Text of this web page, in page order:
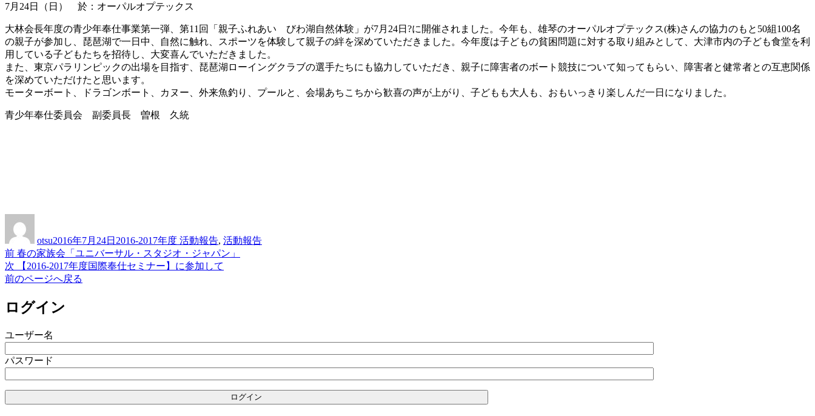
7月24日（日） 於：オーパルオプテックス
大林会長年度の青少年奉仕事業第一弾、第11回「親子ふれあい びわ湖自然体験」が7月24日?に開催されました。今年も、雄琴のオーパルオプテックス(株)さんの協力のもと50組100名
の親子が参加し、琵琶湖で一日中、自然に触れ、スポーツを体験して親子の絆を深めていただきました。今年度は子どもの貧困問題に対する取り組みとして、大津市内の子ども食堂を利
用している子どもたちを招待し、大変喜んでいただきました。
また、東京パラリンピックの出場を目指す、琵琶湖ローイングクラブの選手たちにも協力していただき、親子に障害者のボート競技について知ってもらい、障害者と健常者との互恵関係
を深めていただけたと思います。
モーターボート、ドラゴンボート、カヌー、外来魚釣り、プールと、会場あちこちから歓喜の声が上がり、子どもも大人も、おもいっきり楽しんだ一日になりました。
青少年奉仕委員会 副委員長 曽根 久統
者
otsu日:
2016年7月24日ゴ
リ
ー
2016-2017年度 活動報告, 活動報告
投
稿
ビ
ゲ
ー
シ
ョ
前 前
の
投
春の家族会「ユニバーサル・スタジオ・ジャパン」
次
次
の
稿:
【2016-2017年度国際奉仕セミナー】に参加して
前のページへ戻る
ログイン
ユーザー名
パスワード